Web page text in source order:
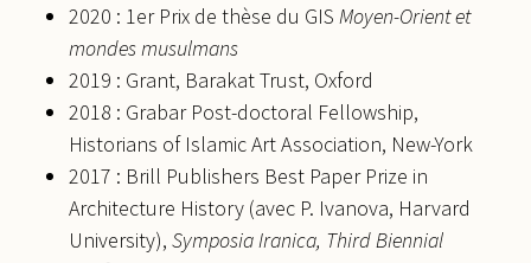
2020 : 1er Prix de thèse du GIS Moyen-Orient et
mondes musulmans
2019 : Grant, Barakat Trust, Oxford
2018 : Grabar Post-doctoral Fellowship,
Historians of Islamic Art Association, New-York
2017 : Brill Publishers Best Paper Prize in
Architecture History (avec P. Ivanova, Harvard
University), Symposia Iranica, Third Biennial